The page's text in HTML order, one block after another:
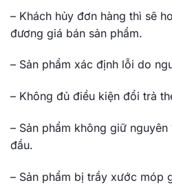
– Khách hủy đơn hàng thì sẽ
đương giá bán sản phẩm.
– Sản phẩm xác định lỗi do
– Không đủ điều kiện đổi trả
– Sản phẩm không giữ
đầu.
– Sản phẩm bị trầy xước móp